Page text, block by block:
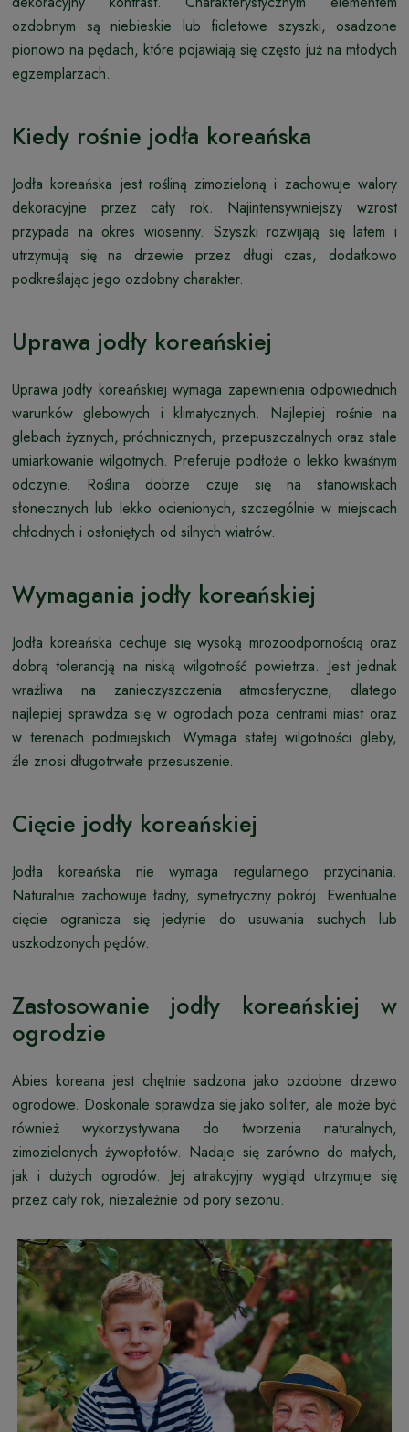
ozdobnym są niebieskie lub fioletowe szyszki, osadzone
pionowo na pędach, które pojawiają się często już na młodych
egzemplarzach.
Kiedy rośnie jodła koreańska
Jodła koreańska jest rośliną zimozieloną i zachowuje walory
dekoracyjne przez cały rok. Najintensywniejszy wzrost
przypada na okres wiosenny. Szyszki rozwijają się latem i
utrzymują się na drzewie przez długi czas, dodatkowo
podkreślając jego ozdobny charakter.
Uprawa jodły koreańskiej
Uprawa jodły koreańskiej wymaga zapewnienia odpowiednich
warunków glebowych i klimatycznych. Najlepiej rośnie na
glebach żyznych, próchnicznych, przepuszczalnych oraz stale
umiarkowanie wilgotnych. Preferuje podłoże o lekko kwaśnym
odczynie. Roślina dobrze czuje się na stanowiskach
słonecznych lub lekko ocienionych, szczególnie w miejscach
chłodnych i osłoniętych od silnych wiatrów.
Wymagania jodły koreańskiej
Jodła koreańska cechuje się wysoką mrozoodpornością oraz
dobrą tolerancją na niską wilgotność powietrza. Jest jednak
wrażliwa na zanieczyszczenia atmosferyczne, dlatego
najlepiej sprawdza się w ogrodach poza centrami miast oraz
w terenach podmiejskich. Wymaga stałej wilgotności gleby,
źle znosi długotrwałe przesuszenie.
Cięcie jodły koreańskiej
Jodła koreańska nie wymaga regularnego przycinania.
Naturalnie zachowuje ładny, symetryczny pokrój. Ewentualne
cięcie ogranicza się jedynie do usuwania suchych lub
uszkodzonych pędów.
Zastosowanie jodły koreańskiej w
ogrodzie
Abies koreana jest chętnie sadzona jako ozdobne drzewo
ogrodowe. Doskonale sprawdza się jako soliter, ale może być
również wykorzystywana do tworzenia naturalnych,
zimozielonych żywopłotów. Nadaje się zarówno do małych,
jak i dużych ogrodów. Jej atrakcyjny wygląd utrzymuje się
przez cały rok, niezależnie od pory sezonu.